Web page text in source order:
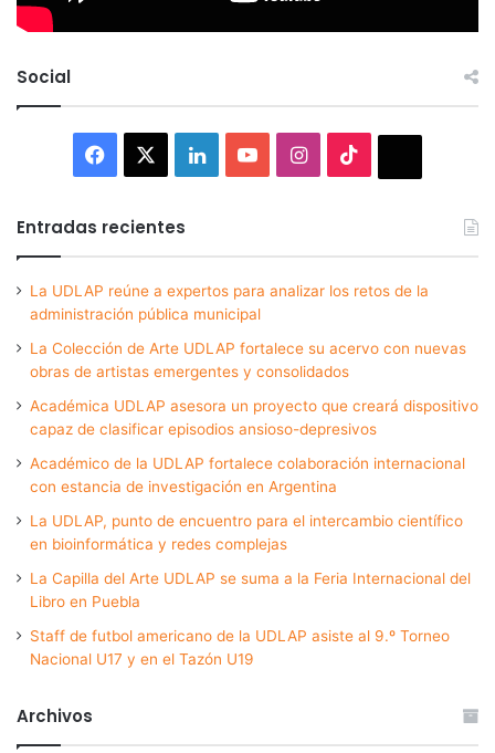
Social
Facebook LinkedInYouTubeInstagram
Entradas recientes
La UDLAP reúne a expertos para analizar los retos de la
administración pública municipal
La Colección de Arte UDLAP fortalece su acervo con nuevas
obras de artistas emergentes y consolidados
Académica UDLAP asesora un proyecto que creará dispositivo
capaz de clasificar episodios ansioso-depresivos
Académico de la UDLAP fortalece colaboración internacional
con estancia de investigación en Argentina
La UDLAP, punto de encuentro para el intercambio científico
en bioinformática y redes complejas
La Capilla del Arte UDLAP se suma a la Feria Internacional del
Libro en Puebla
Staff de futbol americano de la UDLAP asiste al 9.º Torneo
Nacional U17 y en el Tazón U19
Archivos